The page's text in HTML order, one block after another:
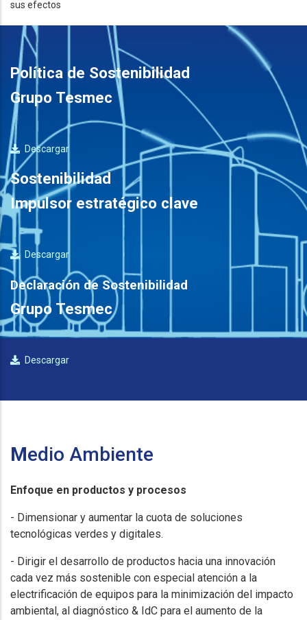
sus efectos
Política de Sostenibilidad
Grupo Tesmec
Descargar
Sostenibilidad
Impulsor estratégico clave
Descargar
Declaración de Sostenibilidad
Grupo Tesmec
Descargar
Medio Ambiente
Enfoque en productos y procesos
- Dimensionar y aumentar la cuota de soluciones
tecnológicas verdes y digitales.
- Dirigir el desarrollo de productos hacia una innovación
cada vez más sostenible con especial atención a la
electrificación de equipos para la minimización del impacto
ambiental, al diagnóstico & IdC para el aumento de la